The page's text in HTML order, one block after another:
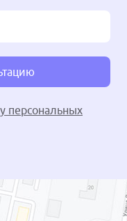
персональных